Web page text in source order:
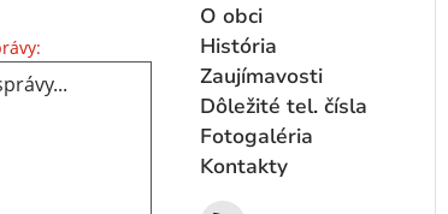
Text vašej správy...
O obci
História
Zaujímavosti
Dôležité tel. čísla
Fotogaléria
Kontakty